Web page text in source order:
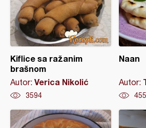
Kiflice sa ražanim
brašnom
Autor: Verica Nikolić
3594
Naan
Autor: